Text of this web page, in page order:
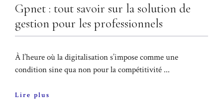
Gpnet : tout savoir sur la solution de
gestion pour les professionnels
À l’heure où la digitalisation s’impose comme une
condition sine qua non pour la compétitivité ...
Lire plus